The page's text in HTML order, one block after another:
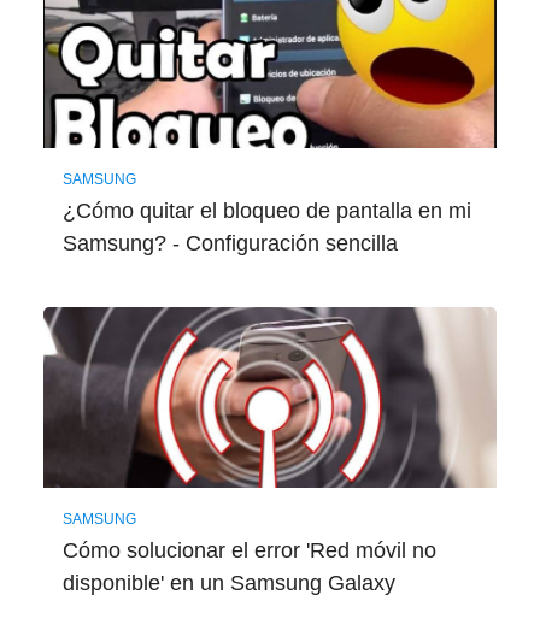
SAMSUNG
¿Cómo quitar el bloqueo de pantalla en mi
Samsung? - Configuración sencilla
SAMSUNG
Cómo solucionar el error 'Red móvil no
disponible' en un Samsung Galaxy